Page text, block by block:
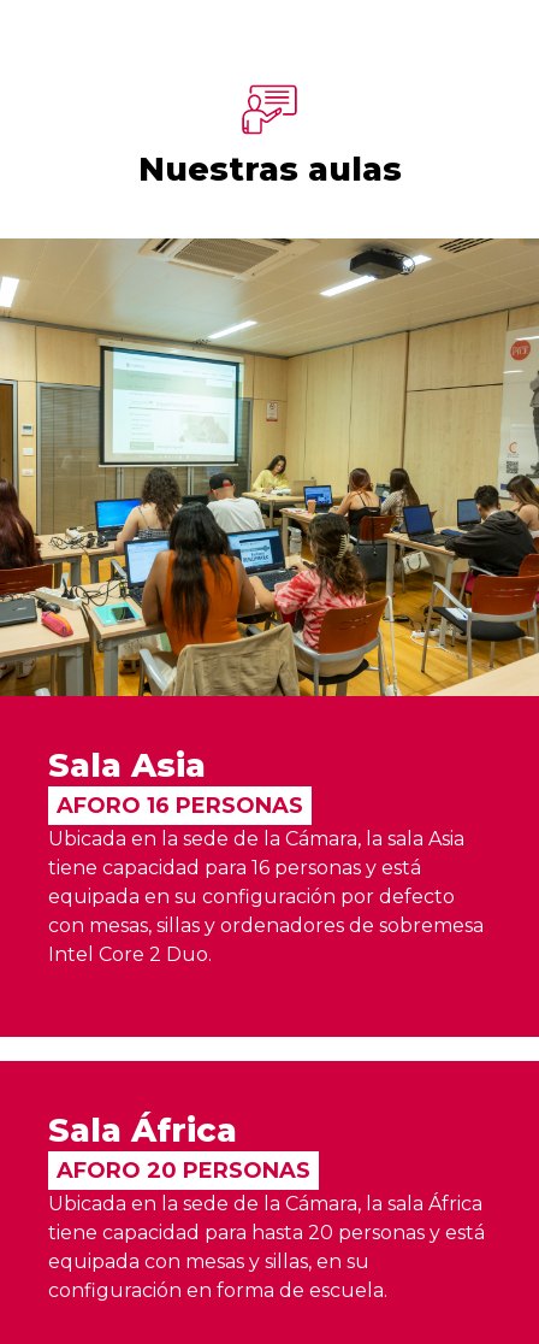
Nuestras aulas
Sala Asia
AFORO 16 PERSONAS
Ubicada en la sede de la Cámara, la sala Asia
tiene capacidad para 16 personas y está
equipada en su configuración por defecto
con mesas, sillas y ordenadores de sobremesa
Intel Core 2 Duo.
Sala África
AFORO 20 PERSONAS
Ubicada en la sede de la Cámara, la sala África
tiene capacidad para hasta 20 personas y está
equipada con mesas y sillas, en su
configuración en forma de escuela.